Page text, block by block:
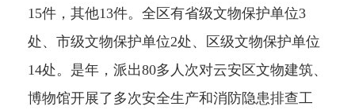
15件，其他13件。全区有省级文物保护单位3
处、市级文物保护单位2处、区级文物保护单位
14处。是年，派出80多人次对云安区文物建筑、
博物馆开展了多次安全生产和消防隐患排查工